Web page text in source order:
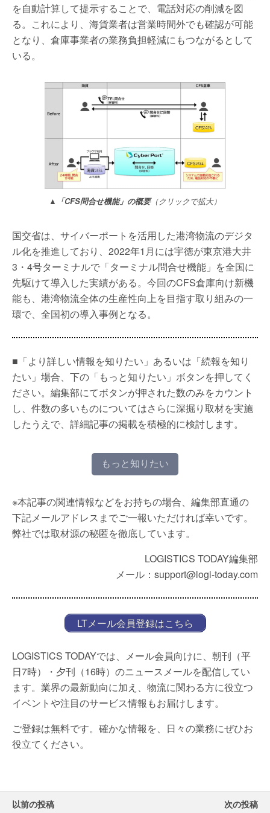
を自動計算して提示することで、電話対応の削減を図
る。これにより、海貨業者は営業時間外でも確認が可能
となり、倉庫事業者の業務負担軽減にもつながるとして
いる。
▲「CFS問合せ機能」の概要（クリックで拡大）
国交省は、サイバーポートを活用した港湾物流のデジタ
ル化を推進しており、2022年1月には宇徳が東京港大井
3・4号ターミナルで「ターミナル問合せ機能」を全国に
先駆けて導入した実績がある。今回のCFS倉庫向け新機
能も、港湾物流全体の生産性向上を目指す取り組みの一
環で、全国初の導入事例となる。
■「より詳しい情報を知りたい」あるいは「続報を知り
たい」場合、下の「もっと知りたい」ボタンを押してく
ださい。編集部にてボタンが押された数のみをカウント
し、件数の多いものについてはさらに深掘り取材を実施
したうえで、詳細記事の掲載を積極的に検討します。
もっと知りたい
※本記事の関連情報などをお持ちの場合、編集部直通の
下記メールアドレスまでご一報いただければ幸いです。
弊社では取材源の秘匿を徹底しています。
LOGISTICS TODAY編集部
メール：support@logi-today.com
LTメール会員登録はこちら
LOGISTICS TODAYでは、メール会員向けに、朝刊（平
日7時）・夕刊（16時）のニュースメールを配信してい
ます。業界の最新動向に加え、物流に関わる方に役立つ
イベントや注目のサービス情報もお届けします。
ご登録は無料です。確かな情報を、日々の業務にぜひお
役立てください。
以前の投稿 次の投稿